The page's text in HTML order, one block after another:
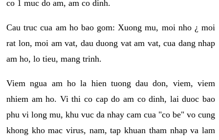
co 1 muc do am, am co dinh.
Cau truc cua am ho bao gom: Xuong mu, moi nho ¿ moi
rat lon, moi am vat, dau duong vat am vat, cua dang nhap
am ho, lo tieu, mang trinh.
Viem ngua am ho la hien tuong dau don, viem, viem
nhiem am ho. Vi thi co cap do am co dinh, lai duoc bao
phu vi long mu, khu vuc da nhay cam cua "co be" vo cung
khong kho mac virus, nam, tap khuan tham nhap va lam